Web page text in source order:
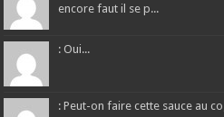
encore faut il se p...
: Oui...
: Peut-on faire cette sauce au